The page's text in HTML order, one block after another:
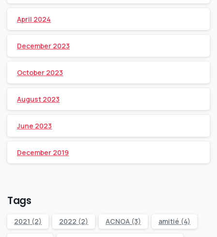
April 2024
December 2023
October 2023
August 2023
June 2023
December 2019
Tags
2021 (2) 2022 (2) ACNOA (3) amitié (4)